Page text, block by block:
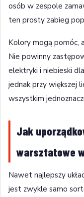
osób w zespole
ten prosty zabieg
Kolory mogą pomóc,
Nie powinny
elektryki i niebieski
jednak przy większej
wszystkim
Jak
warsztatowe
Nawet najlepszy
jest zwykle samo